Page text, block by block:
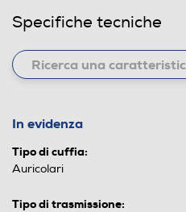
Specifiche tecniche
In evidenza
Tipo di cuffia:
Auricolari
Tipo di trasmissione: